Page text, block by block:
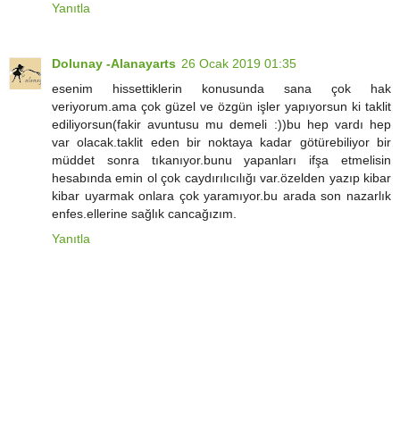
Yanıtla
Dolunay -Alanayarts 26 Ocak 2019 01:35
esenim hissettiklerin konusunda sana çok hak
veriyorum.ama çok güzel ve özgün işler yapıyorsun ki taklit
ediliyorsun(fakir avuntusu mu demeli :))bu hep vardı hep
var olacak.taklit eden bir noktaya kadar götürebiliyor bir
müddet sonra tıkanıyor.bunu yapanları ifşa etmelisin
hesabında emin ol çok caydırılıcılığı var.özelden yazıp kibar
kibar uyarmak onlara çok yaramıyor.bu arada son nazarlık
enfes.ellerine sağlık cancağızım.
Yanıtla